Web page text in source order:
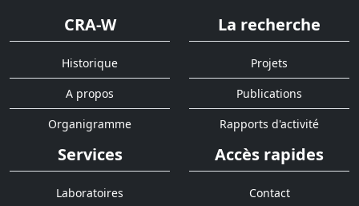
CRA-W
Historique
A propos
Organigramme
La recherche
Projets
Publications
Rapports d'activité
Services
Laboratoires
Accès rapides
Contact